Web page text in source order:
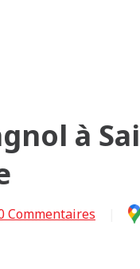
à
Commentaires